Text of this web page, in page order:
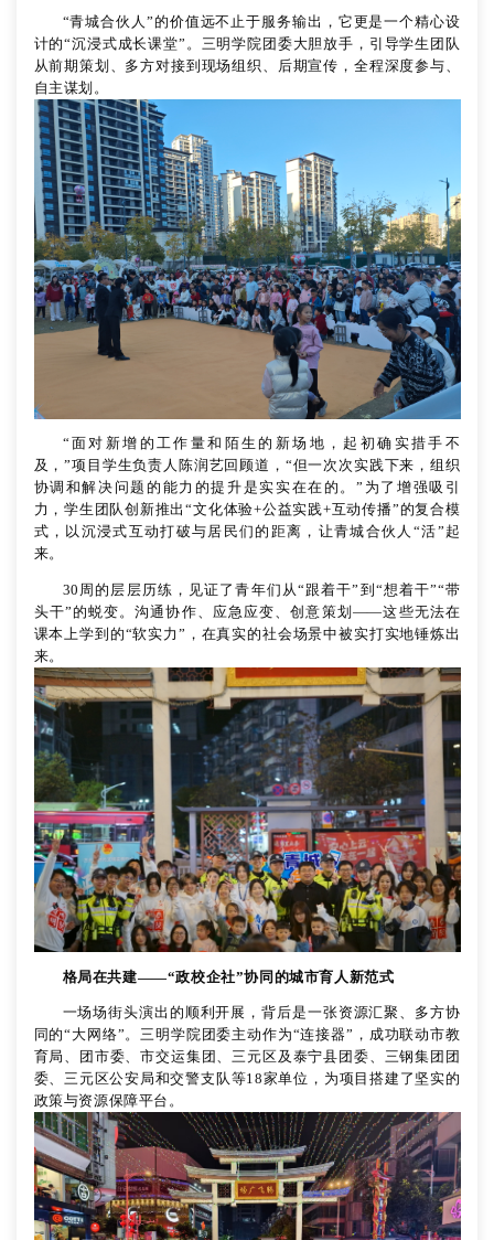
“青城合伙人”的价值远不止于服务输出，它更是一个精心设
计的“沉浸式成长课堂”。三明学院团委大胆放手，引导学生团队
从前期策划、多方对接到现场组织、后期宣传，全程深度参与、
自主谋划。
“面对新增的工作量和陌生的新场地，起初确实措手不
及，”项目学生负责人陈润艺回顾道，“但一次次实践下来，组织
协调和解决问题的能力的提升是实实在在的。”为了增强吸引
力，学生团队创新推出“文化体验+公益实践+互动传播”的复合模
式，以沉浸式互动打破与居民们的距离，让青城合伙人“活”起
来。
30周的层层历练，见证了青年们从“跟着干”到“想着干”“带
头干”的蜕变。沟通协作、应急应变、创意策划——这些无法在
课本上学到的“软实力”，在真实的社会场景中被实打实地锤炼出
来。
格局在共建——“政校企社”协同的城市育人新范式
一场场街头演出的顺利开展，背后是一张资源汇聚、多方协
同的“大网络”。三明学院团委主动作为“连接器”，成功联动市教
育局、团市委、市交运集团、三元区及泰宁县团委、三钢集团团
委、三元区公安局和交警支队等18家单位，为项目搭建了坚实的
政策与资源保障平台。